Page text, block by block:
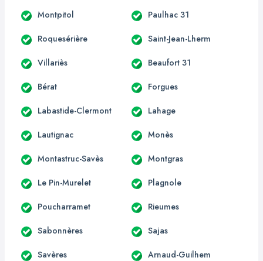
Montpitol Paulhac 31
Roquesérière Saint-Jean-Lherm
Villariès Beaufort 31
Bérat Forgues
Labastide-Clermont Lahage
Lautignac Monès
Montastruc-Savès Montgras
Le Pin-Murelet Plagnole
Poucharramet Rieumes
Sabonnères Sajas
Savères Arnaud-Guilhem